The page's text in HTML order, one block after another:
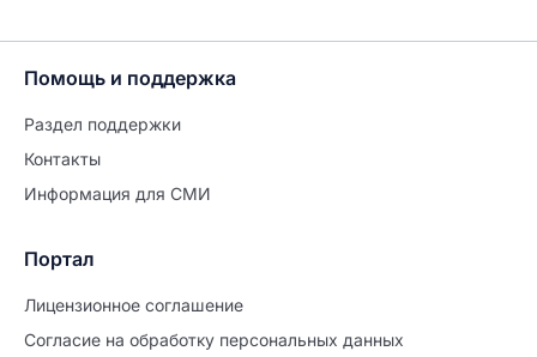
Помощь и поддержка
Раздел поддержки
Контакты
Информация для СМИ
Портал
Лицензионное соглашение
Согласие на обработĸу персональных данных